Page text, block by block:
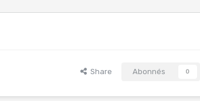
Share Abonnés 0